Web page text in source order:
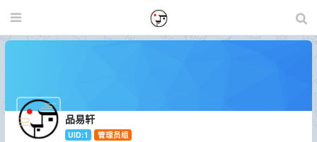
品易轩
UID:1 管理员组